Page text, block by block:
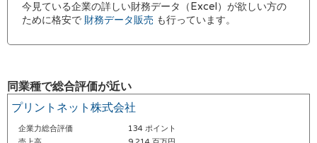
今見ている企業の詳しい財務データ（Excel）が欲しい方の
ために格安で 財務データ販売 も行っています。
同業種で総合評価が近い
プリントネット株式会社
企業力総合評価
134 ポイント